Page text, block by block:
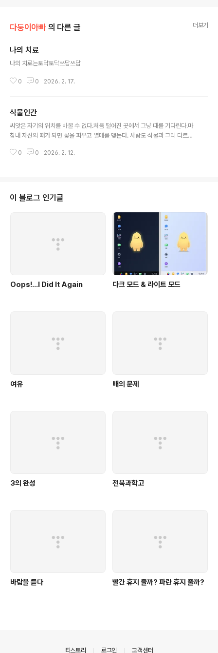
다둥이아빠 의 다른 글 더보기
나의 치료
나의 치료는토닥토닥쓰담쓰담
0 0 2026. 2. 17.
식물인간
씨앗은 자기의 위치를 바꿀 수 없다.처음 떨어진 곳에서 그냥 때를 기다린다.마
침내 자신의 때가 되면 꽃을 피우고 열매를 맺는다. 사람도 식물과 그리 다르지
산다. 나의 때는 언제일까?나는 무슨 씨앗일까?나는 어떤 꽃을 피우고 어떤 열
0 0 2026. 2. 12.
이 블로그 인기글
Oops!…I Did It Again 다크 모드 & 라이트 모드
여유 배의 문제
3의 완성 전북과학고
바람을 듣다 빨간 휴지 줄까? 파란 휴지 줄까?
티스토리 로그인 고객센터